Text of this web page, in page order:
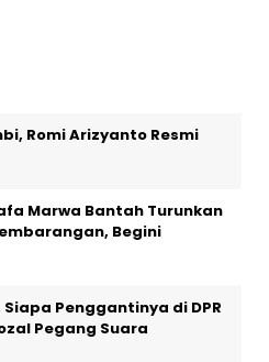
Romi Arizyanto Resmi
Marwa Bantah Turunkan
Begini
Penggantinya di DPR
Pegang Suara